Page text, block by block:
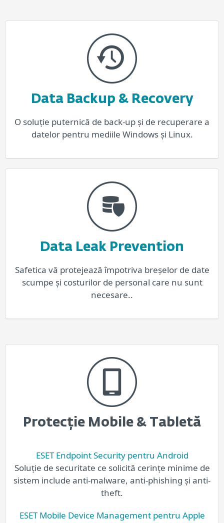
Data Backup & Recovery
O soluție puternică de back-up și de recuperare a
datelor pentru mediile Windows și Linux.
Data Leak Prevention
Safetica vă protejează împotriva breșelor de date
scumpe și costurilor de personal care nu sunt
necesare..
Protecție Mobile & Tabletă
ESET Endpoint Security pentru Android
Soluție de securitate ce solicită cerințe minime de
sistem include anti-malware, anti-phishing și anti-
theft.
ESET Mobile Device Management pentru Apple